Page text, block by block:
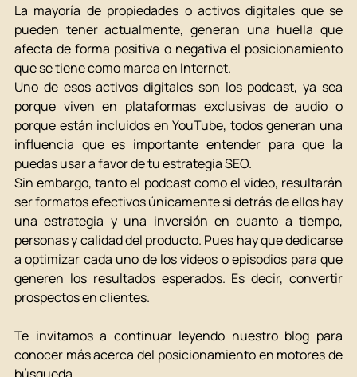
La mayoría de propiedades o activos digitales que se
pueden tener actualmente, generan una huella que
afecta de forma positiva o negativa el posicionamiento
que se tiene como marca en Internet.
Uno de esos activos digitales son los podcast, ya sea
porque viven en plataformas exclusivas de audio o
porque están incluidos en YouTube, todos generan una
influencia que es importante entender para que la
puedas usar a favor de tu estrategia SEO.
Sin embargo, tanto el podcast como el video, resultarán
ser formatos efectivos únicamente si detrás de ellos hay
una estrategia y una inversión en cuanto a tiempo,
personas y calidad del producto. Pues hay que dedicarse
a optimizar cada uno de los videos o episodios para que
generen los resultados esperados. Es decir, convertir
prospectos en clientes.
Te invitamos a continuar leyendo nuestro blog para
conocer más acerca del posicionamiento en motores de